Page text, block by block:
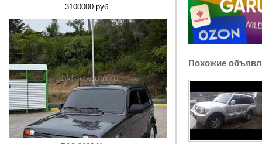
3100000 руб.
Похожие